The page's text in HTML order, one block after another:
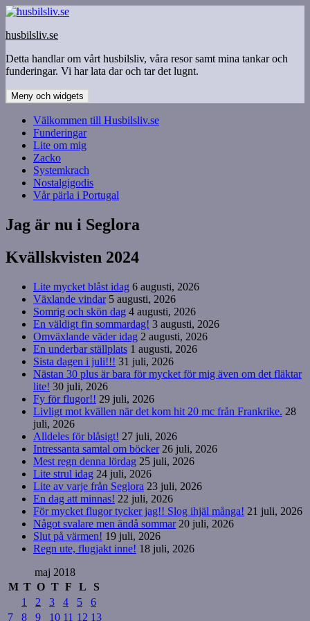
Hoppa
innehåll
husbilsliv.se
Detta handlar om vårt husbilsliv, våra resor samt mina tankar och
funderingar. Vi har lata dar och tar det lugnt.
Meny och widgets
Välkommen till Husbilsliv.se
Funderingar
Lite om mig
Zacko
Systemkrach
Nostalgigodis
Vår pärla i Portugal
Jag är nu i Seglora
Kvällskvisten 2024
Lite mycket blåst idag 6 augusti, 2026
Växlande vindar 5 augusti, 2026
Somrig och skön dag 4 augusti, 2026
En väldigt fin sommardag! 3 augusti, 2026
Omväxlande väder idag 2 augusti, 2026
En underbar ställplats 1 augusti, 2026
Sista dagen i juli!!! 31 juli, 2026
Nästan 30 plus är bara för mycket för mig även om det fläktar
lite! 30 juli, 2026
Fy för flugor!! 29 juli, 2026
Livligt mot kvällen när det kom hit 20 mc från Frankrike. 28
juli, 2026
Alldeles för blåsigt! 27 juli, 2026
Intressanta samtal om böcker 26 juli, 2026
Mest regn denna lördag 25 juli, 2026
Lite strul idag 24 juli, 2026
Lite av varje från Seglora 23 juli, 2026
En dag att minnas! 22 juli, 2026
För mycket flugor tycker jag!! Slog ihjäl många! 21 juli, 2026
Något svalare men ändå sommar 20 juli, 2026
Slut på värmen! 19 juli, 2026
Regn ute, flugjakt inne! 18 juli, 2026
maj 2018
M T O T F L
S
1
2 3 4 5
6
7
8 9 10 11 12 13